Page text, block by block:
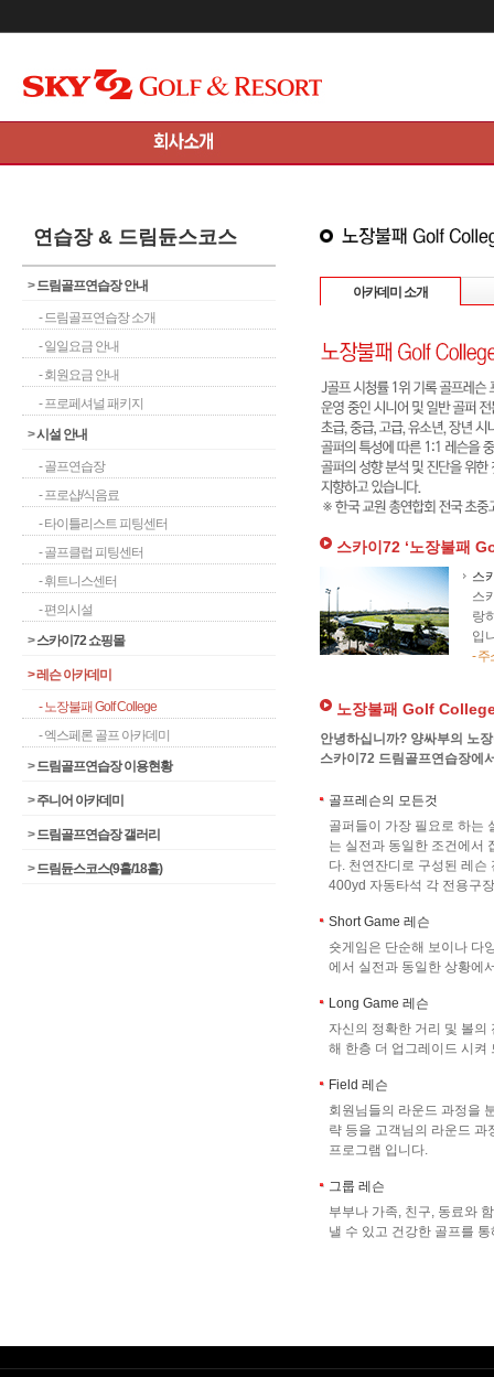
연습장 & 드림듄스코스
>드림골프연습장 안내
- 드림골프연습장 소개
- 일일요금 안내
- 회원요금 안내
- 프로페셔널 패키지
>시설 안내
- 골프연습장
- 프로샵/식음료
- 타이틀리스트 피팅센터
- 골프클럽 피팅센터
- 휘트니스센터
- 편의시설
>스카이72 쇼핑몰
>레슨 아카데미
- 노장불패 Golf College
- 엑스페론 골프 아카데미
>드림골프연습장 이용현황
>주니어 아카데미
>드림골프연습장 갤러리
>드림듄스코스(9홀/18홀)
아카데미 소개
스카이72 ‘노장불패
스
스
랑
입
- 주
노장불패 Golf
안녕하십니까? 양싸부의 노
스카이72 드림골프연습장에
골프레슨의 모든것
골퍼들이 가장 필요로 하는
는 실전과 동일한 조건에서
다. 천연잔디로 구성된 레
400yd 자동타석 각 전용구
Short Game 레슨
숏게임은 단순해 보이나 다
에서 실전과 동일한 상황에
Long Game 레슨
자신의 정확한 거리 및 볼
해 한층 더 업그레이드 시켜
Field 레슨
회원님들의 라운드 과정을
략 등을 고객님의 라운드
프로그램 입니다.
그룹 레슨
부부나 가족, 친구, 동료와
낼 수 있고 건강한 골프를